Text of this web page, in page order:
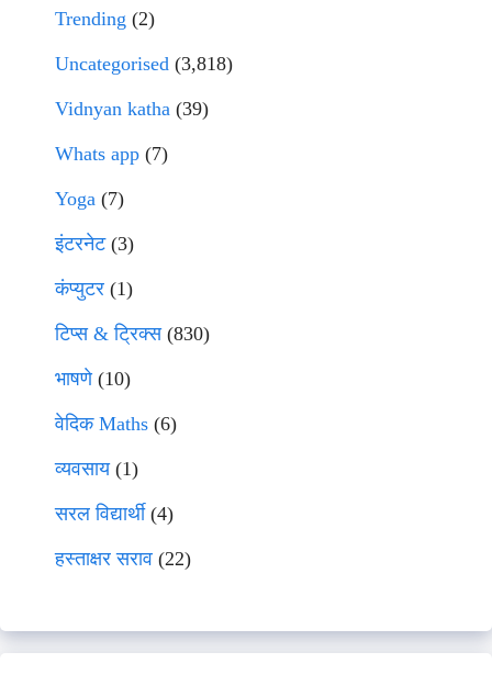
Trending (2)
Uncategorised (3,818)
Vidnyan katha (39)
Whats app (7)
Yoga (7)
इंटरनेट(3)
कंप्युटर (1)
टिप्स & ट्रिक्स(830)
भाषणे(10)
वेदिक Maths (6)
व्यवसाय(1)
सरल विद्यार्थी(4)
हस्ताक्षर सराव (22)